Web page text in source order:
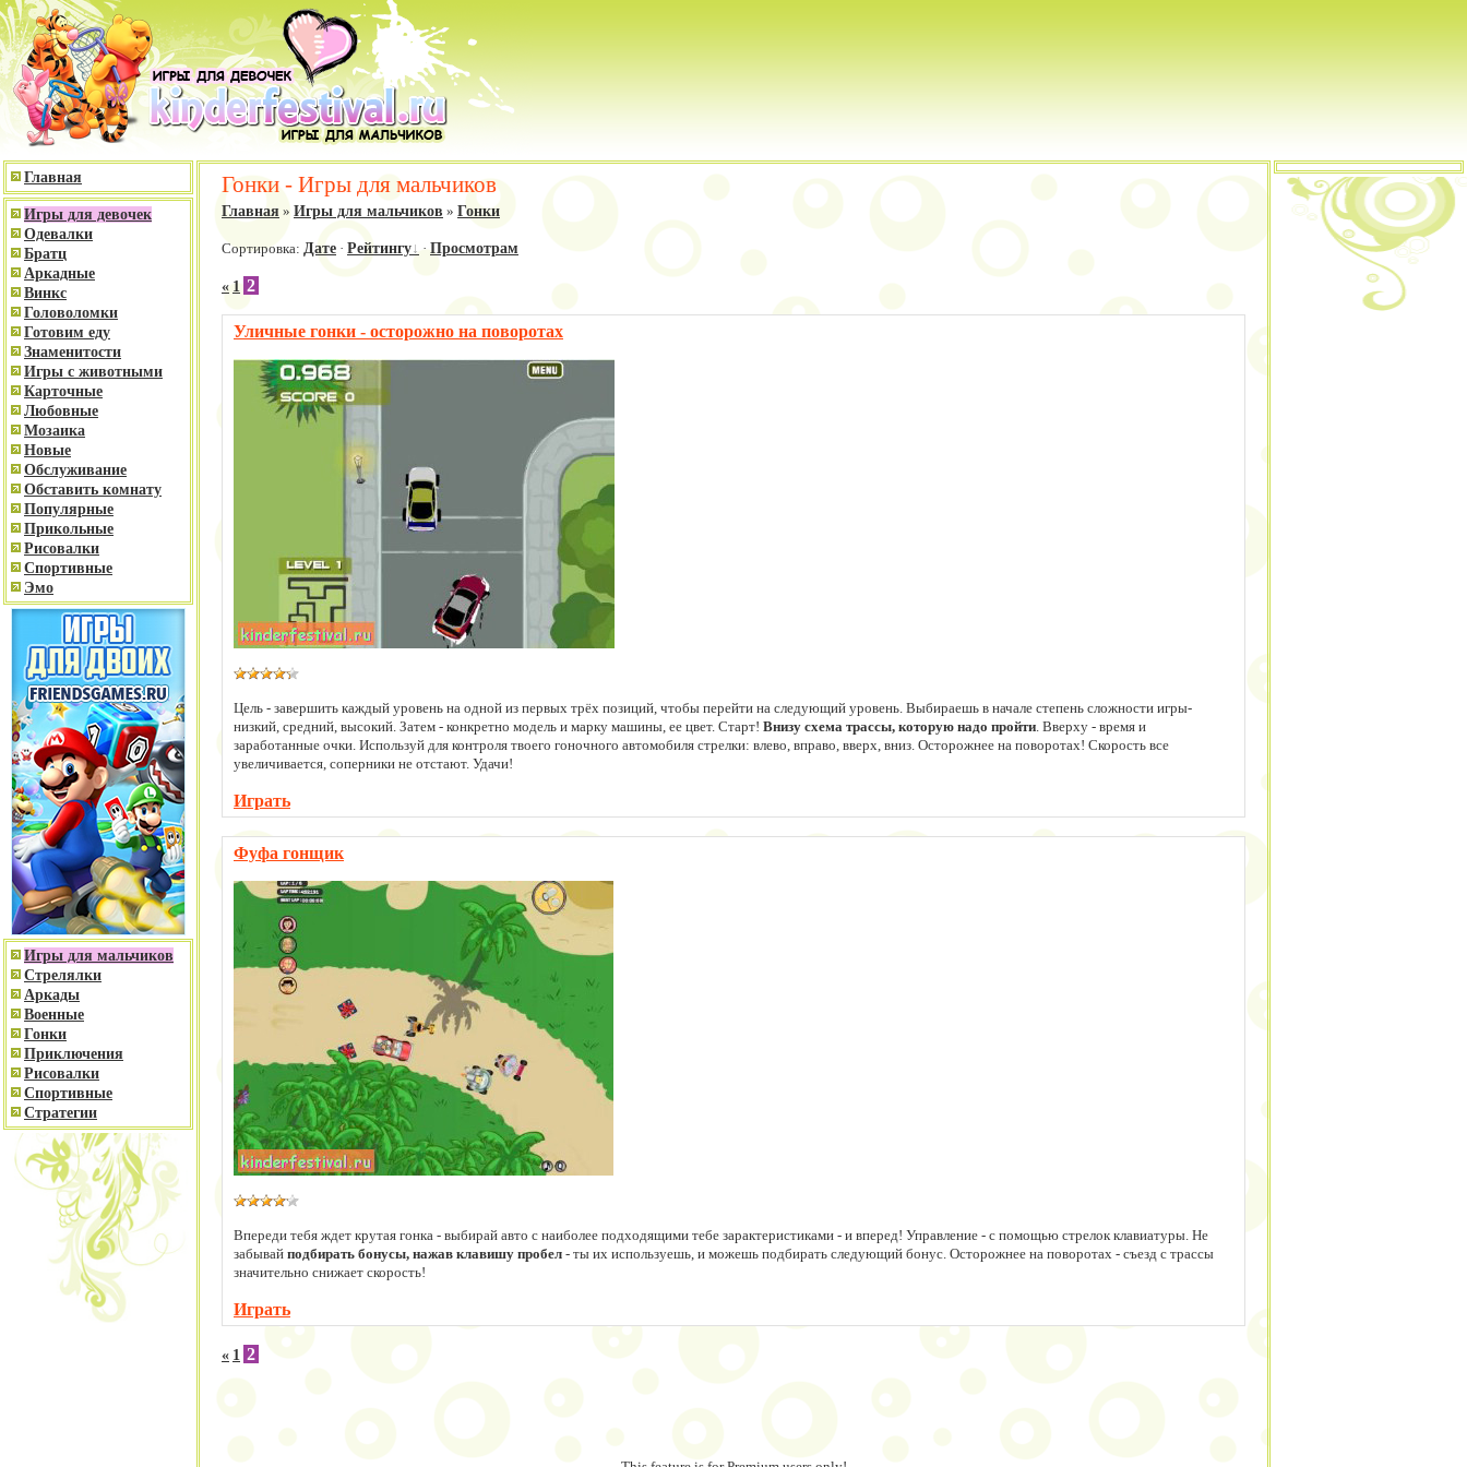
Главная
Игры для девочек
Одевалки
Братц
Аркадные
Винкс
Головоломки
Готовим еду
Знаменитости
Игры с животными
Карточные
Любовные
Мозаика
Новые
Обслуживание
Обставить комнату
Популярные
Прикольные
Рисовалки
Спортивные
Эмо
Игры для мальчиков
Стрелялки
Аркады
Военные
Гонки
Приключения
Рисовалки
Спортивные
Стратегии
Гонки - Игры для мальчиков
Главная » Игры для мальчиков » Гонки
Сортировка: Дате · Рейтингу · Просмотрам
« 1 2
Уличные гонки - осторожно на поворотах
Цель - завершить каждый уровень на одной из первых трёх позиций, чтобы перейти на следующий уровень. Выбираешь в начале степень сложности игры-
низкий, средний, высокий. Затем - конкретно модель и марку машины, ее цвет. Старт! Внизу схема трассы, которую надо пройти. Вверху - время и
заработанные очки. Используй для контроля твоего гоночного автомобиля стрелки: влево, вправо, вверх, вниз. Осторожнее на поворотах! Скорость все
увеличивается, соперники не отстают. Удачи!
Играть
Фуфа гонщик
Впереди тебя ждет крутая гонка - выбирай авто с наиболее подходящими тебе зарактеристиками - и вперед! Управление - с помощью стрелок клавиатуры. Не
забывай подбирать бонусы, нажав клавишу пробел - ты их используешь, и можешь подбирать следующий бонус. Осторожнее на поворотах - съезд с трассы
значительно снижает скорость!
Играть
« 1 2